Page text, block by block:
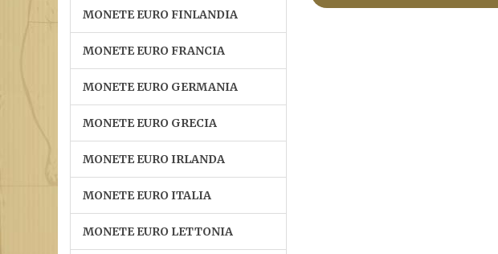
MONETE EURO FINLANDIA
MONETE EURO FRANCIA
MONETE EURO GERMANIA
MONETE EURO GRECIA
MONETE EURO IRLANDA
MONETE EURO ITALIA
MONETE EURO LETTONIA